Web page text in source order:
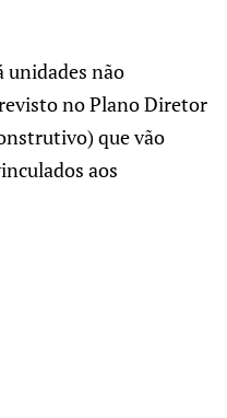
unidades não
no Plano Diretor
que vão
aos